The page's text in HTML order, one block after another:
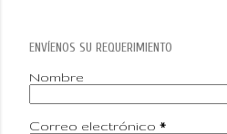
ENVÍENOS SU REQUERIMIENTO
Nombre
Correo electrónico *